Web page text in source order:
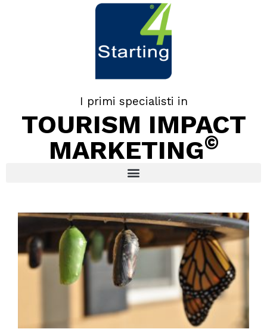
I primi specialisti in
TOURISM IMPACT
MARKETING©